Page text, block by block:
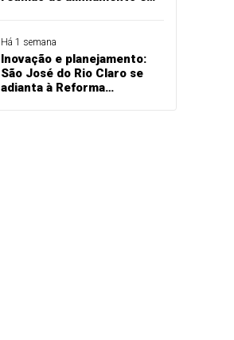
Rio Claro
Há 1 semana
Inovação e planejamento:
São José do Rio Claro se
adianta à Reforma